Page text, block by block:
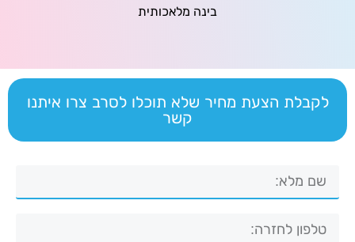
בינה מלאכותית
לקבלת הצעת מחיר שלא תוכלו לסרב צרו איתנו
קשר